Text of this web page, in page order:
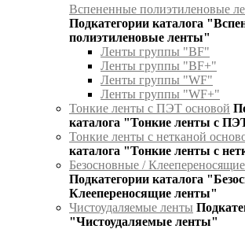
Вспененные полиэтиленовые
Подкатегории каталога
полиэтиленовые ленты"
Ленты группы "BF"
Ленты группы "BF+"
Ленты группы "WF"
Ленты группы "WF+"
Тонкие ленты с ПЭТ основой
каталога "Тонкие ленты с
Тонкие ленты с нетканой
каталога "Тонкие ленты с
Безосновные /
Подкатегории каталога
Клеепереносящие ленты"
Чистоудаляемые ленты
"Чистоудаляемые ленты"